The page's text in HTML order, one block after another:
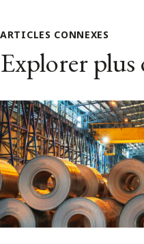
ARTICLES CONNEXES
Explorer plus